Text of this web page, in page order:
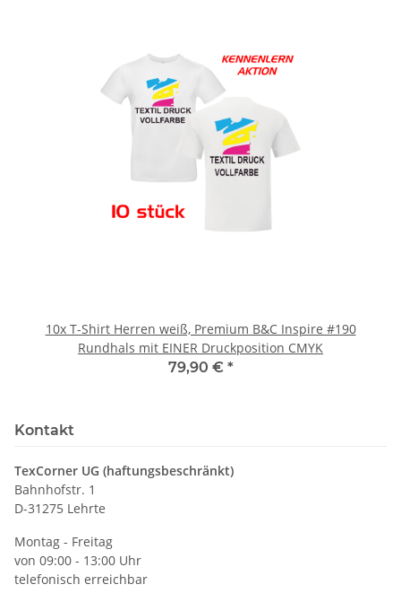
10x T-Shirt Herren weiß, Premium B&C Inspire #190
Rundhals mit EINER Druckposition CMYK
79,90 € *
Kontakt
TexCorner UG (haftungsbeschränkt)
Bahnhofstr. 1
D-31275 Lehrte
Montag - Freitag
von 09:00 - 13:00 Uhr
telefonisch erreichbar